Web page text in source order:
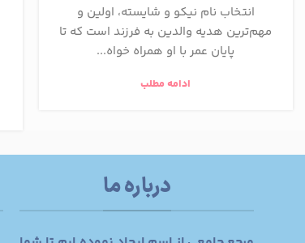
انتخاب نام نیکو و شایسته، اولین و
مهم‌ترین هدیه والدین به فرزند است که تا
پایان عمر با او همراه خواه...
ادامه مطلب
درباره ما